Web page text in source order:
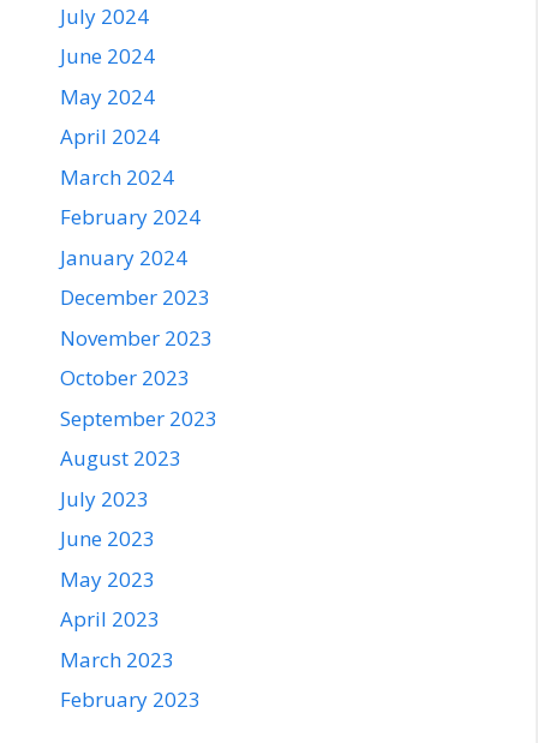
July 2024
June 2024
May 2024
April 2024
March 2024
February 2024
January 2024
December 2023
November 2023
October 2023
September 2023
August 2023
July 2023
June 2023
May 2023
April 2023
March 2023
February 2023